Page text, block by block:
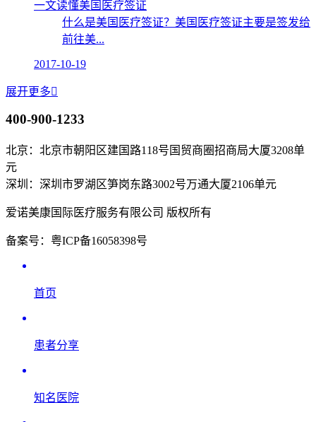
一文读懂美国医疗签证
什么是美国医疗签证？美国医疗签证主要是签发给
前往美...
2017-10-19
展开更多
400-900-1233
北京：北京市朝阳区建国路118号国贸商圈招商局大厦3208单
元
深圳：深圳市罗湖区笋岗东路3002号万通大厦2106单元
爱诺美康国际医疗服务有限公司 版权所有
备案号：粤ICP备16058398号
首页
患者分享
知名医院